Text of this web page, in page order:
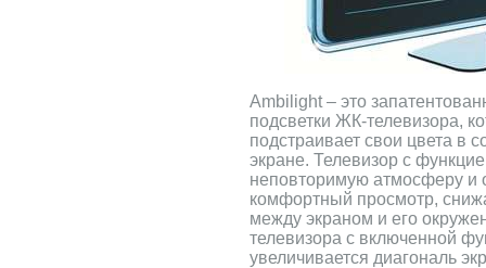
Ambilight – это
подсветки ЖК-телевизора,
подстраивает свои цвета в
экране. Телевизор с
неповторимую атмосферу и
комфортный просмотр,
между экраном и его
телевизора с включенной
увеличивается диагональ